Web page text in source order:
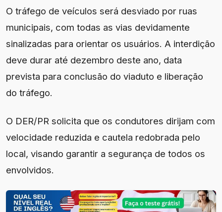
O tráfego de veículos será desviado por ruas
municipais, com todas as vias devidamente
sinalizadas para orientar os usuários. A interdição
deve durar até dezembro deste ano, data
prevista para conclusão do viaduto e liberação
do tráfego.
O DER/PR solicita que os condutores dirijam com
velocidade reduzida e cautela redobrada pelo
local, visando garantir a segurança de todos os
envolvidos.